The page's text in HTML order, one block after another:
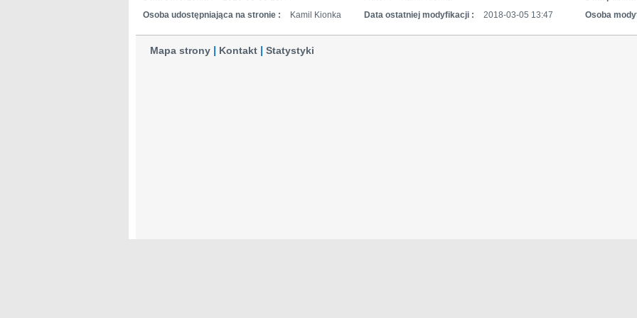
Osoba udostępniająca na stronie :
Kamil Kionka Data ostatniej modyfikacji : 2018-03-05 13:47 Osoba
Mapa strony Kontakt Statystyki